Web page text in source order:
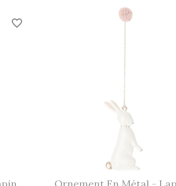
favorite_border